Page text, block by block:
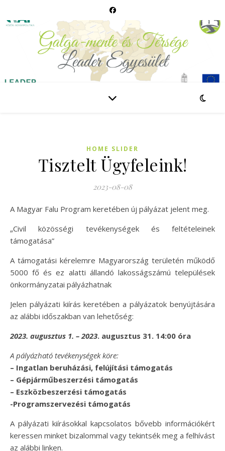
HOME SLIDER
Tisztelt Ügyfeleink!
2023-08-08
A Magyar Falu Program keretében új pályázat jelent meg.
„Civil közösségi tevékenységek és feltételeinek
támogatása”
A támogatási kérelemre Magyarország területén működő
5000 fő és ez alatti állandó lakosságszámú települések
önkormányzatai pályázhatnak
Jelen pályázati kiírás keretében a pályázatok benyújtására
az alábbi időszakban van lehetőség:
2023. augusztus 1. – 2023. augusztus 31. 14:00 óra
A pályázható tevékenységek köre:
– Ingatlan beruházási, felújítási támogatás
– Gépjárműbeszerzési támogatás
– Eszközbeszerzési támogatás
-Programszervezési támogatás
A pályázati kiírásokkal kapcsolatos bővebb információkért
keressen minket bizalommal vagy tekintsék meg a felhívást
az alábbi linken.